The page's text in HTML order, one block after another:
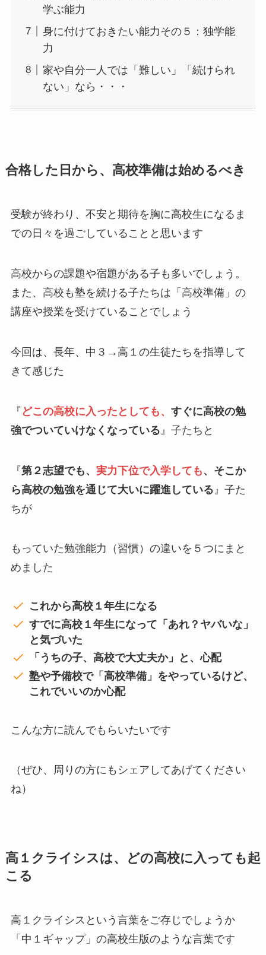
学ぶ能力
身に付けておきたい能力その５：独学能
力
家や自分一人では「難しい」「続けられ
ない」なら・・・
合格した日から、高校準備は始めるべき
受験が終わり、不安と期待を胸に高校生になるま
での日々を過ごしていることと思います
高校からの課題や宿題がある子も多いでしょう。
また、高校も塾を続ける子たちは「高校準備」の
講座や授業を受けていることでしょう
今回は、長年、中３→高１の生徒たちを指導して
きて感じた
『 どこの高校に入ったとしても、 すぐに高校の勉
強でついていけなくなっている 』子たちと
『第２志望でも、 実力下位で入学しても 、そこか
ら高校の勉強を通じて大いに躍進している 』子た
ちが
もっていた勉強能力（習慣）の違いを５つにまと
めました
これから高校１年生になる
すでに高校１年生になって「あれ？ヤバいな」
と気づいた
「うちの子、高校で大丈夫か」と、心配
塾や予備校で「高校準備」をやっているけど、
これでいいのか心配
こんな方に読んでもらいたいです
（ぜひ、周りの方にもシェアしてあげてください
ね）
高１クライシスは、どの高校に入っても起
こる
高１クライシスという言葉をご存じでしょうか
「中１ギャップ」の高校生版のような言葉です